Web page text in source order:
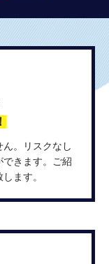
。リスクなし
きます。ご紹
ます。